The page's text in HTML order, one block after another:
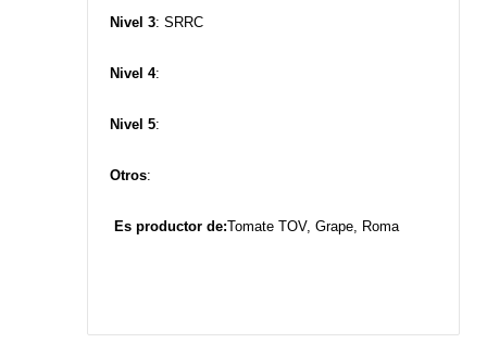
Nivel 3: SRRC
Nivel 4:
Nivel 5:
Otros:
Es productor de:Tomate TOV, Grape, Roma